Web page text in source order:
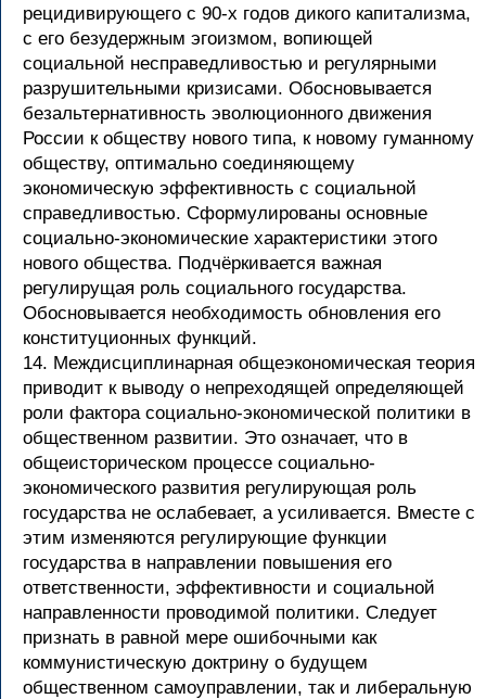
рецидивирующего с 90-х годов дикого капитализма,
с его безудержным эгоизмом, вопиющей
социальной несправедливостью и регулярными
разрушительными кризисами. Обосновывается
безальтернативность эволюционного движения
России к обществу нового типа, к новому гуманному
обществу, оптимально соединяющему
экономическую эффективность с социальной
справедливостью. Сформулированы основные
социально-экономические характеристики этого
нового общества. Подчёркивается важная
регулирущая роль социального государства.
Обосновывается необходимость обновления его
конституционных функций.
14. Междисциплинарная общеэкономическая теория
приводит к выводу о непреходящей определяющей
роли фактора социально-экономической политики в
общественном развитии. Это означает, что в
общеисторическом процессе социально-
экономического развития регулирующая роль
государства не ослабевает, а усиливается. Вместе с
этим изменяются регулирующие функции
государства в направлении повышения его
ответственности, эффективности и социальной
направленности проводимой политики. Следует
признать в равной мере ошибочными как
коммунистическую доктрину о будущем
общественном самоуправлении, так и либеральную